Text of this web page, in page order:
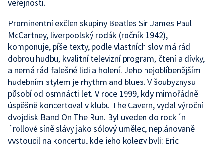
veřejnosti.
Prominentní exčlen skupiny Beatles Sir James Paul
McCartney, liverpoolský rodák (ročník 1942),
komponuje, píše texty, podle vlastních slov má rád
dobrou hudbu, kvalitní televizní program, čtení a dívky,
a nemá rád falešné lidi a holení. Jeho nejoblíbenějším
hudebním stylem je rhythm and blues. V šoubyznysu
působí od osmnácti let. V roce 1999, kdy mimořádně
úspěšně koncertoval v klubu The Cavern, vydal výroční
dvojdisk Band On The Run. Byl uveden do rock´n
´rollové síně slávy jako sólový umělec, neplánovaně
vystoupil na koncertu, kde jeho kolegy byli: Eric